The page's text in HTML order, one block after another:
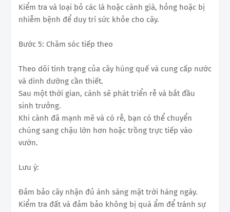
Kiểm tra và loại bỏ các lá hoặc cành già, hỏng hoặc bị
nhiễm bệnh để duy trì sức khỏe cho cây.
Bước 5: Chăm sóc tiếp theo
Theo dõi tình trạng của cây húng quế và cung cấp nước
và dinh dưỡng cần thiết.
Sau một thời gian, cành sẽ phát triển rễ và bắt đầu
sinh trưởng.
Khi cành đã mạnh mẽ và có rễ, bạn có thể chuyển
chúng sang chậu lớn hơn hoặc trồng trực tiếp vào
vườn.
Lưu ý:
Đảm bảo cây nhận đủ ánh sáng mặt trời hàng ngày.
Kiểm tra đất và đảm bảo không bị quá ẩm để tránh sự